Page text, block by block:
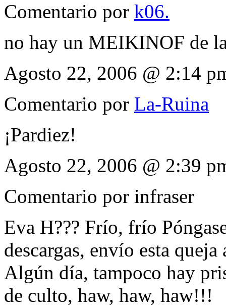
Comentario por k06.
no hay un MEIKINOF de
Agosto 22, 2006 @ 2:14
Comentario por La-Ruina
¡Pardiez!
Agosto 22, 2006 @ 2:39
Comentario por infraser
Eva H??? Frío, frío
descargas, envío esta
Algún día, tampoco hay
de culto, haw, haw, haw!!!